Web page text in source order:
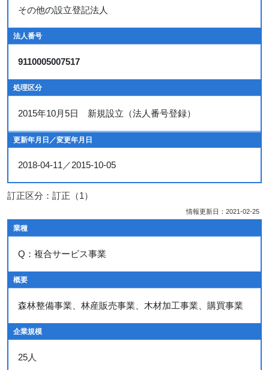
その他の設立登記法人
法人番号
9110005007517
処理区分
2015年10月5日 新規設立（法人番号登録）
更新年月日／変更年月日
2018-04-11／2015-10-05
訂正区分：訂正（1）
情報更新日：2021-02-25
業種
Q：複合サービス事業
概要
森林整備事業、林産販売事業、木材加工事業、購買事業
企業規模
25人